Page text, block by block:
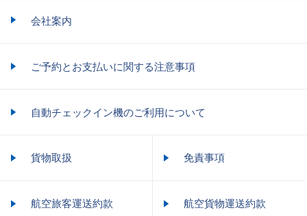
会社案内
ご予約とお支払いに関する注意事項
自動チェックイン機のご利用について
貨物取扱 免責事項
航空旅客運送約款 航空貨物運送約款